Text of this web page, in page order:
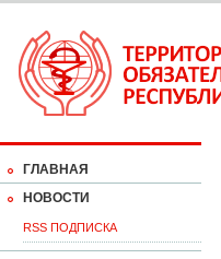
ГЛАВНАЯ
НОВОСТИ
RSS ПОДПИСКА